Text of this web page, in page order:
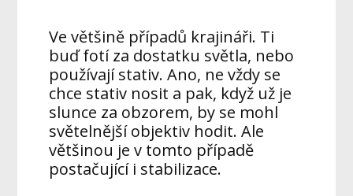
Ve většině případů krajináři. Ti
buď fotí za dostatku světla, nebo
používají stativ. Ano, ne vždy se
chce stativ nosit a pak, když už je
slunce za obzorem, by se mohl
světelnější objektiv hodit. Ale
většinou je v tomto případě
postačující i stabilizace.